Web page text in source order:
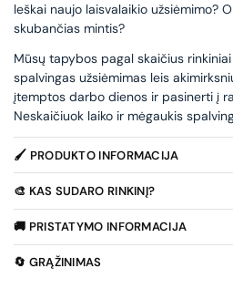
leškai naujo laisvalaikio užsiėmimo?
skubančias mintis?
Mūsų tapybos pagal skaičius
spalvingas užsiėmimas leis
įtemptos darbo dienos ir pasinerti į
Neskaičiuok laiko ir mėgaukis
🖌️ PRODUKTO INFORMACIJA
🎨 KAS SUDARO RINKINĮ?
🚚 PRISTATYMO INFORMACIJA
🔄 GRĄŽINIMAS